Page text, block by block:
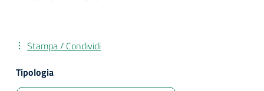
Stampa / Condividi
Tipologia